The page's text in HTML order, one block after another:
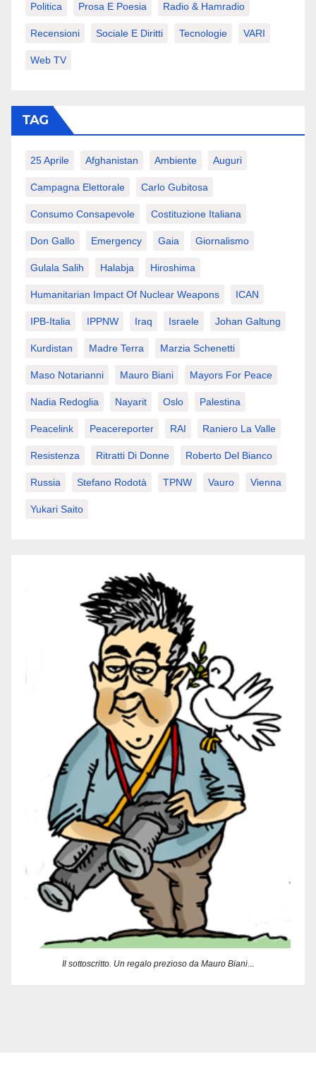
Politica Prosa E Poesia Radio & Hamradio
Recensioni Sociale E Diritti Tecnologie VARI
Web TV
TAG
25 Aprile Afghanistan Ambiente Auguri
Campagna Elettorale Carlo Gubitosa
Consumo Consapevole Costituzione Italiana
Don Gallo Emergency Gaia Giornalismo
Gulala Salih Halabja Hiroshima
Humanitarian Impact Of Nuclear Weapons ICAN
IPB-Italia IPPNW Iraq Israele Johan Galtung
Kurdistan Madre Terra Marzia Schenetti
Maso Notarianni Mauro Biani Mayors For Peace
Nadia Redoglia Nayarit Oslo Palestina
Peacelink Peacereporter RAI Raniero La Valle
Resistenza Ritratti Di Donne Roberto Del Bianco
Russia Stefano Rodotà TPNW Vauro Vienna
Yukari Saito
Il sottoscritto. Un regalo prezioso da Mauro Biani...